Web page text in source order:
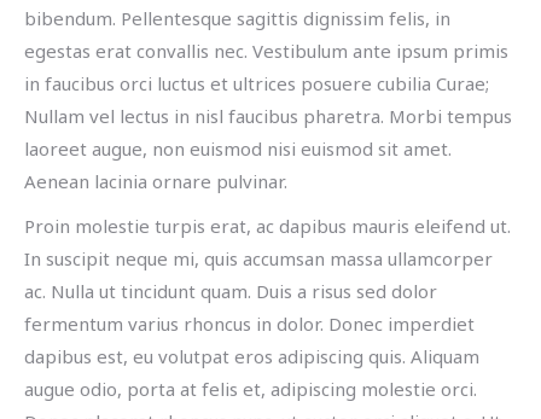
bibendum. Pellentesque sagittis dignissim felis, in
egestas erat convallis nec. Vestibulum ante ipsum primis
in faucibus orci luctus et ultrices posuere cubilia Curae;
Nullam vel lectus in nisl faucibus pharetra. Morbi tempus
laoreet augue, non euismod nisi euismod sit amet.
Aenean lacinia ornare pulvinar.
Proin molestie turpis erat, ac dapibus mauris eleifend ut.
In suscipit neque mi, quis accumsan massa ullamcorper
ac. Nulla ut tincidunt quam. Duis a risus sed dolor
fermentum varius rhoncus in dolor. Donec imperdiet
dapibus est, eu volutpat eros adipiscing quis. Aliquam
augue odio, porta at felis et, adipiscing molestie orci.